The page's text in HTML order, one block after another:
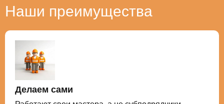
Наши преимущества
Делаем сами